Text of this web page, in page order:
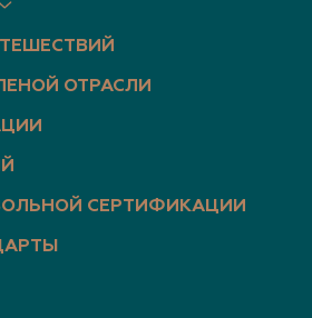
ОТРАСЛИ
СЕРТИФИКАЦИИ